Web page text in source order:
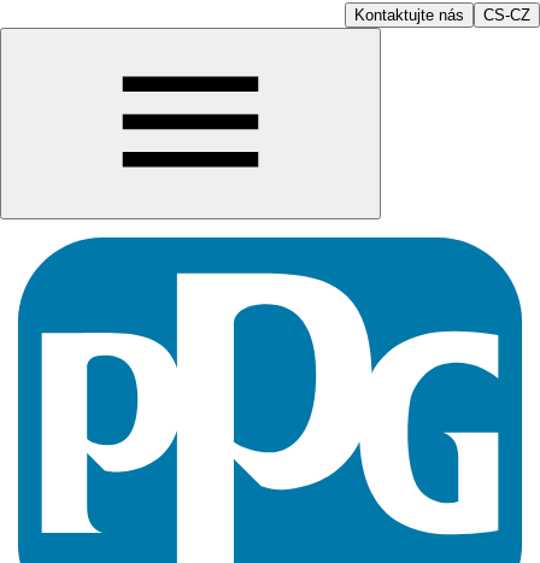
Kontaktujte nás CS-CZ